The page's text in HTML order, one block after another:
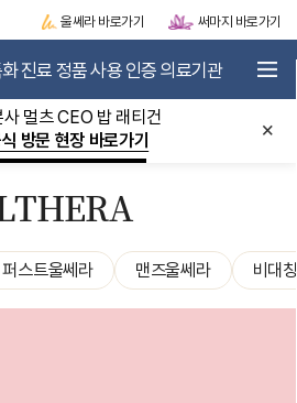
울쎄라 바로가기 써마지 바로가기
진료 정품 사용 인증 의료기관
×
울쎄라 월 30만샷 / 써마지 월 20만샷 돌파!
이달의 이벤트 바로가기
퍼스트울쎄라 맨즈울쎄라 비대
로그인 JOIN
STORY
AI
BOOSTER
BOOSTER